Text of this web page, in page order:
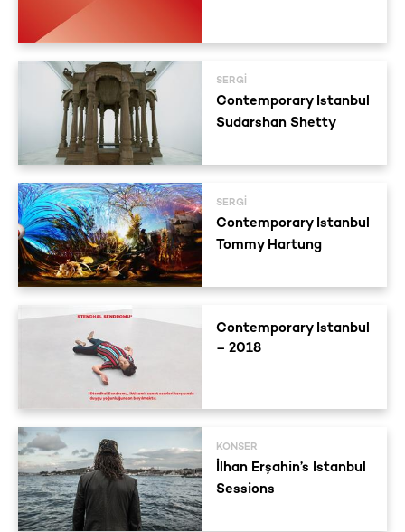
SERGI
Contemporary Istanbul
Sudarshan Shetty
SERGI
Contemporary Istanbul
Tommy Hartung
Contemporary Istanbul
– 2018
KONSER
İlhan Erşahin’s Istanbul
Sessions